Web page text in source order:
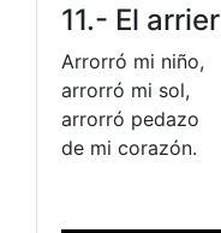
11.- El
Arrorró mi niño,
arrorró mi sol,
arrorró pedazo
de mi corazón.